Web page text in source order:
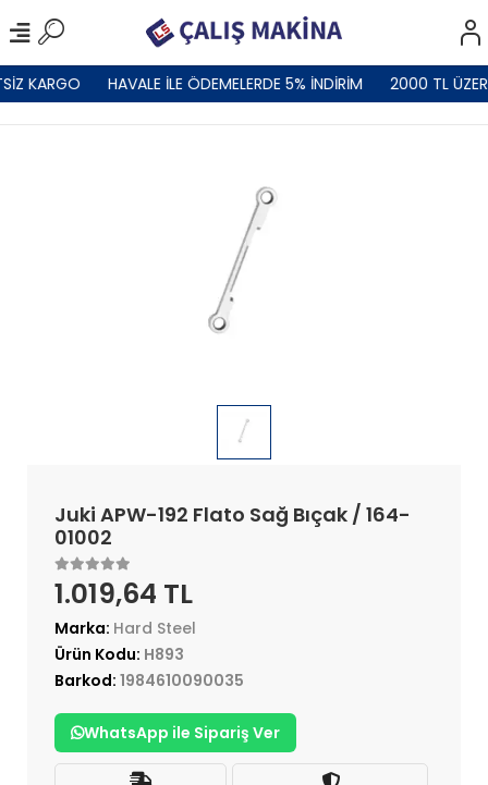
KARGO HAVALE İLE ÖDEMELERDE 5% İNDİRİM 2000 TL
Juki APW-192 Flato Sağ Bıçak / 164-
01002
1.019,64 TL
Marka: Hard Steel
Ürün Kodu: H893
Barkod: 1984610090035
WhatsApp ile Sipariş Ver